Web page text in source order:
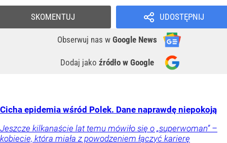
UDOSTĘPNIJ
Obserwuj nas w Google News
Dodaj jako źródło w Google
SKOMENTUJ
Cicha epidemia wśród Polek. Dane naprawdę niepokoją
Jeszcze kilkanaście lat temu mówiło się o „superwoman” –
kobiecie, która miała z powodzeniem łączyć karierę